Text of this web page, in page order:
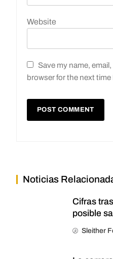
Website
Save my name,
browser for the next time
Noticias
Cifras
posible
Sleither